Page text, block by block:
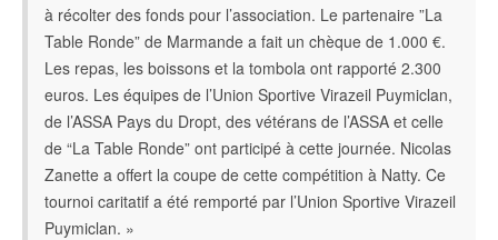
à récolter des fonds pour l’association. Le partenaire ”La
Table Ronde” de Marmande a fait un chèque de 1.000 €.
Les repas, les boissons et la tombola ont rapporté 2.300
euros. Les équipes de l’Union Sportive Virazeil Puymiclan,
de l’ASSA Pays du Dropt, des vétérans de l’ASSA et celle
de “La Table Ronde” ont participé à cette journée. Nicolas
Zanette a offert la coupe de cette compétition à Natty. Ce
tournoi caritatif a été remporté par l’Union Sportive Virazeil
Puymiclan. »